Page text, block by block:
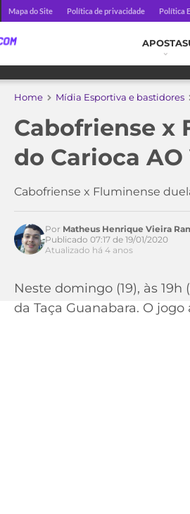
Mapa do Site Política de privacidade Política
APOSTAS
Home Mídia Esportiva e bastidores
Cabofriense x
do Carioca AO
Cabofriense x Fluminense
Por Matheus Henrique Vieira
Publicado 07:17 de 19/01/2020
Atualizado há 4 anos
Neste domingo (19), às
da Taça Guanabara. O